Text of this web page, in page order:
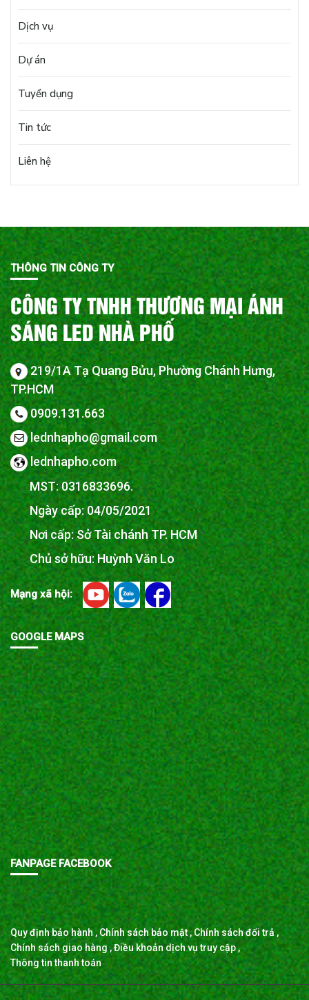
Dịch vụ
Dự án
Tuyển dụng
Tin tức
Liên hệ
THÔNG TIN CÔNG TY
CÔNG TY TNHH THƯƠNG MẠI ÁNH
SÁNG LED NHÀ PHỐ
219/1A Tạ Quang Bửu, Phường Chánh Hưng,
TP.HCM
0909.131.663
lednhapho@gmail.com
lednhapho.com
MST: 0316833696.
Ngày cấp: 04/05/2021
Nơi cấp: Sở Tài chánh TP. HCM
Chủ sở hữu: Huỳnh Văn Lo
Mạng xã hội:
GOOGLE MAPS
FANPAGE FACEBOOK
Quy định bảo hành, Chính sách bảo mật,Chính sách đổi trả,
Chính sách giao hàng,Điều khoản dịch vụ truy cập,
Thông tin thanh toán